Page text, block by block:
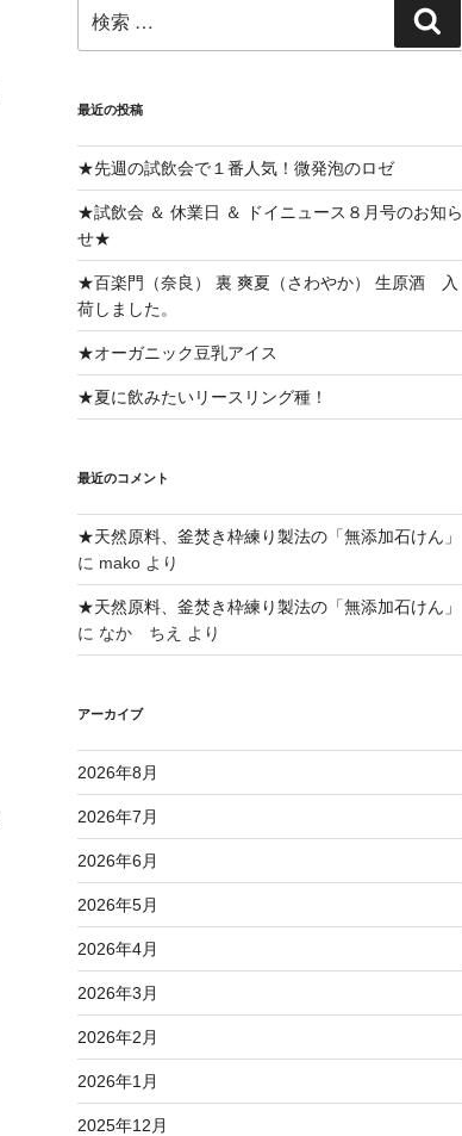
索:
索
最近の投稿
★先週の試飲会で１番人気！微発泡のロゼ
★試飲会 ＆ 休業日 ＆ ドイニュース８月号のお知ら
せ★
★百楽門（奈良） 裏 爽夏（さわやか） 生原酒 入
荷しました。
★オーガニック豆乳アイス
★夏に飲みたいリースリング種！
最近のコメント
★天然原料、釜焚き枠練り製法の「無添加石けん」
に makoより
★天然原料、釜焚き枠練り製法の「無添加石けん」
に なか ちえ より
アーカイブ
2026年8月
2026年7月
2026年6月
2026年5月
2026年4月
2026年3月
2026年2月
2026年1月
2025年12月